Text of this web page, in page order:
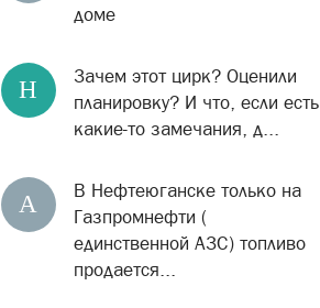
доме
Н
Зачем этот цирк? Оценили
планировку? И что, если есть
какие-то замечания, д...
А
В Нефтеюганске только на
Газпромнефти (
единственной АЗС) топливо
продается...